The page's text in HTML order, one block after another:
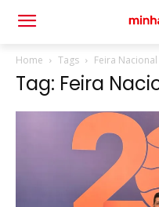
Home Tags Feira
Tag: Feira